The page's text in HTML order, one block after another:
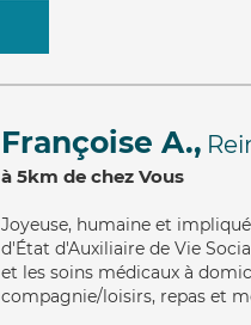
Françoise A.,
à 5km de chez Vous
Joyeuse, humaine et
d'État d'Auxiliaire de Vie
et les soins médicaux à
compagnie/loisirs, repas et